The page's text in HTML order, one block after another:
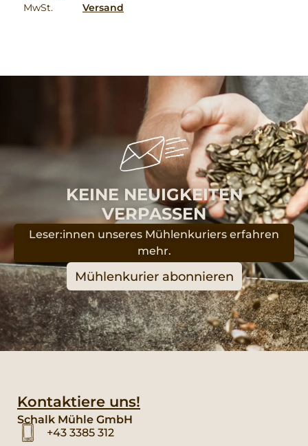
MwSt.
Versand
KEINE NEUIGKEITEN
VERPASSEN
Leser:innen unseres Mühlenkuriers erfahren
mehr.
Mühlenkurier abonnieren
Kontaktiere uns!
Schalk Mühle GmbH
+43 3385 312